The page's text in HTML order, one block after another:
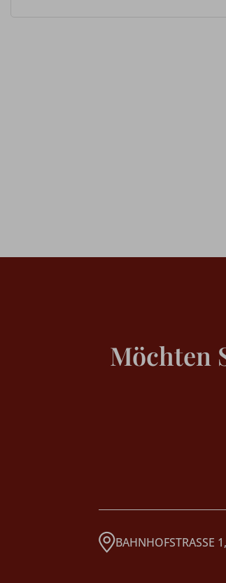
Möchten
BAHNHOFSTRASSE